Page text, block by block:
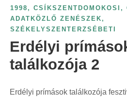
g
ó
i
a
z
s
z
á
m
s
z
á
s
1998 , CSÍKSZENTDOMOKOSI ,
ADATKÖZLŐ ZENÉSZEK ,
SZÉKELYSZENTERZSÉBETI
Erdélyi
találkozója 2
Erdélyi prímások találkozója